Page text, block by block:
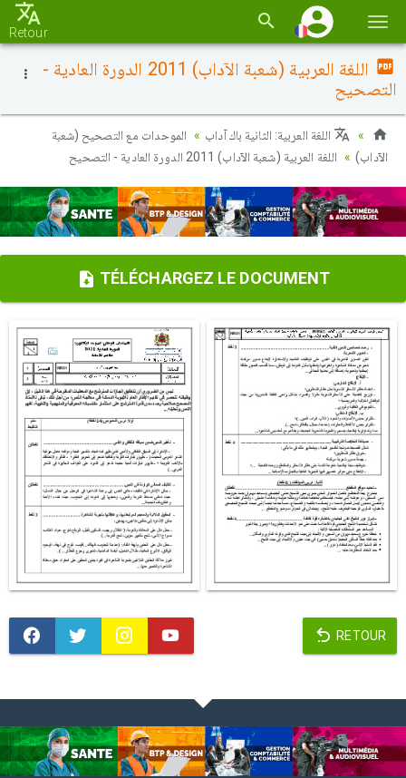
la
Retour
اللغة العربية (شعبة الآداب) 2011 الدورة العادية -
التصحيح
اللغة العربية: الثانية باك آداب
الموحدات مع التصحيح (شعبة
الآداب)
اللغة العربية (شعبة الآداب) 2011 الدورة العادية - التصحيح
TÉLÉCHARGEZ LE DOCUMENT
RETOUR